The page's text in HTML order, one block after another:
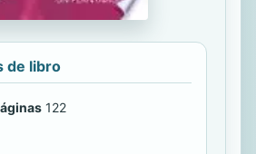
de libro
122